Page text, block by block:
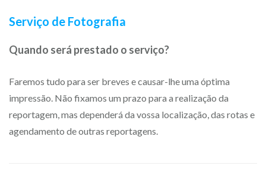
Serviço de Fotografia
Quando será prestado o serviço?
Faremos tudo para ser breves e causar-lhe uma óptima
impressão. Não fixamos um prazo para a realização da
reportagem, mas dependerá da vossa localização, das rotas e
agendamento de outras reportagens.